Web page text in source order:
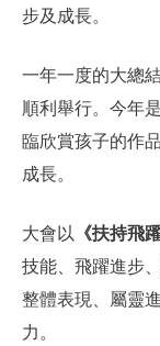
步及成長。
一年一度的大總
順利舉行。今年
臨欣賞孩子的作
成長。
大會以 《扶持飛
技能、飛躍進步
整體表現、屬靈
力。
務